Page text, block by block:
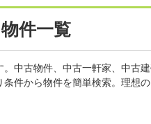
件一覧
中古物件、中古一軒家、中古
件から物件を簡単検索。理想